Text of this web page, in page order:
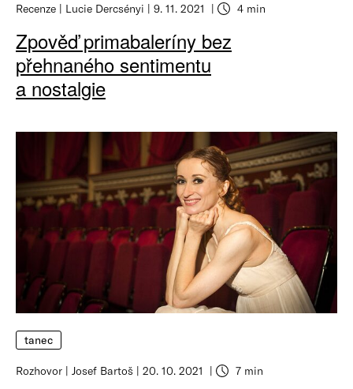
Recenze Lucie Dercsényi 9. 11. 2021 4 min
Zpověď primabaleríny bez
přehnaného sentimentu
a nostalgie
tanec
Rozhovor Josef Bartoš 20. 10. 2021 7 min